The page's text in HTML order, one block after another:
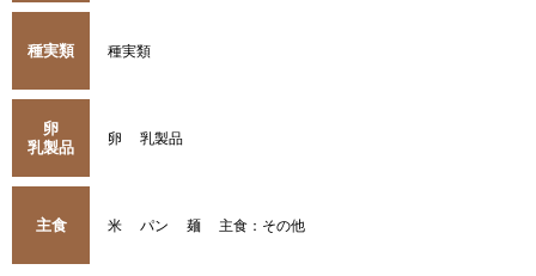
種実類 種実類
卵
乳製品
卵 乳製品
主食 米 パン 麺 主食：その他